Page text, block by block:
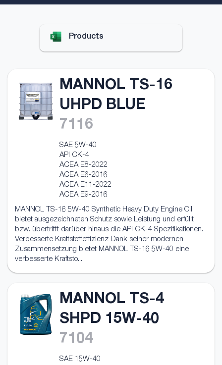
Products
MANNOL TS-16
UHPD BLUE
7116
SAE 5W-40
API CK-4
ACEA E8-2022
ACEA E6-2016
ACEA E11-2022
ACEA E9-2016
MANNOL TS-16 5W-40 Synthetic Heavy Duty Engine Oil
bietet ausgezeichneten Schutz sowie Leistung und erfüllt
bzw. übertrifft darüber hinaus die API CK-4 Spezifikationen.
Verbesserte Kraftstoffeffizienz Dank seiner modernen
Zusammensetzung bietet MANNOL TS-16 5W-40 eine
verbesserte Kraftsto...
MANNOL TS-4
SHPD 15W-40
7104
SAE 15W-40